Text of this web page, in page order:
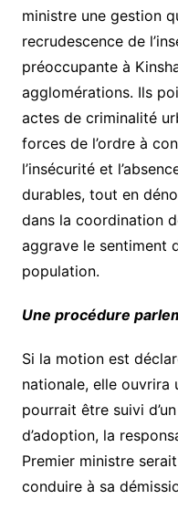
ministre une gestion
recrudescence de
préoccupante à
agglomérations. Ils
actes de criminalité
forces de l’ordre à
l’insécurité et
durables, tout en
dans la coordination
aggrave le sentiment
population.
Une procédure
Si la motion est
nationale, elle ouvrira
pourrait être suivi
d’adoption, la
Premier ministre
conduire à sa